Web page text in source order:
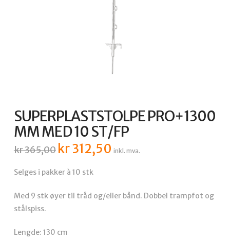
SUPERPLASTSTOLPE PRO+1300
MM MED 10 ST/FP
kr365,00 Opprinnelig
pris
kr 365,00.
kr312,50 Nåværende
pris
inkl. mva.
Selges i pakker à 10 stk
Med 9 stk øyer til tråd og/eller bånd. Dobbel trampfot og
stålspiss.
Lengde: 130 cm